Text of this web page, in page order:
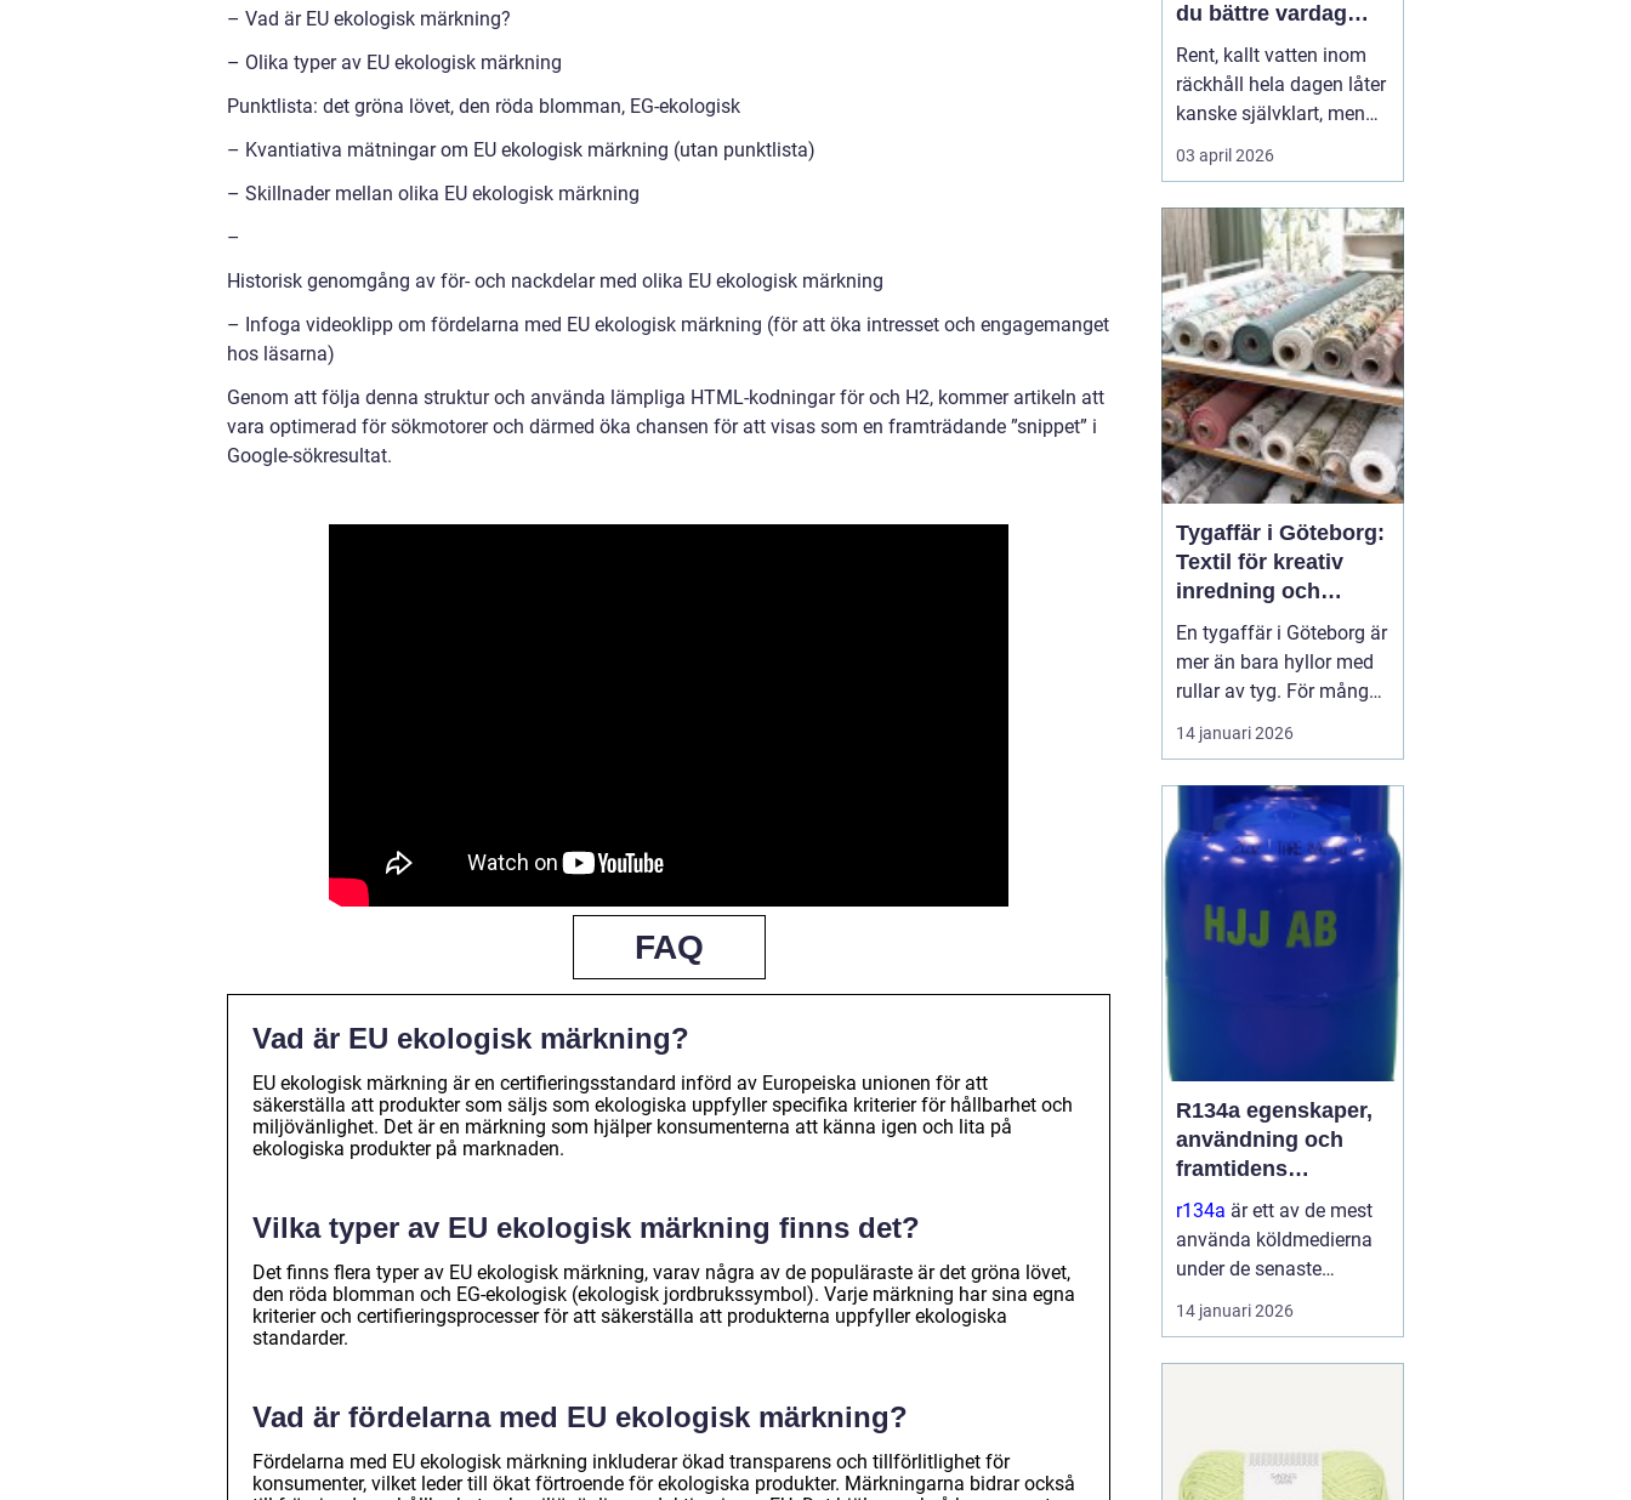
– Vad är EU ekologisk märkning?
– Olika typer av EU ekologisk märkning
Punktlista: det gröna lövet, den röda blomman, EG-ekologisk
– Kvantiativa mätningar om EU ekologisk märkning (utan punktlista)
– Skillnader mellan olika EU ekologisk märkning
–
Historisk genomgång av för- och nackdelar med olika EU ekologisk märkning
– Infoga videoklipp om fördelarna med EU ekologisk märkning (för att öka intresset och engagemanget
hos läsarna)
Genom att följa denna struktur och använda lämpliga HTML-kodningar för och H2, kommer artikeln att
vara optimerad för sökmotorer och därmed öka chansen för att visas som en framträdande ”snippet” i
Google-sökresultat.
FAQ
Vad är EU ekologisk märkning?
EU ekologisk märkning är en certifieringsstandard införd av Europeiska unionen för att
säkerställa att produkter som säljs som ekologiska uppfyller specifika kriterier för hållbarhet och
miljövänlighet. Det är en märkning som hjälper konsumenterna att känna igen och lita på
ekologiska produkter på marknaden.
Vilka typer av EU ekologisk märkning finns det?
Det finns flera typer av EU ekologisk märkning, varav några av de populäraste är det gröna lövet,
den röda blomman och EG-ekologisk (ekologisk jordbrukssymbol). Varje märkning har sina egna
kriterier och certifieringsprocesser för att säkerställa att produkterna uppfyller ekologiska
standarder.
Vad är fördelarna med EU ekologisk märkning?
Fördelarna med EU ekologisk märkning inkluderar ökad transparens och tillförlitlighet för
konsumenter, vilket leder till ökat förtroende för ekologiska produkter. Märkningarna bidrar också
du bättre vardag
med friskt vatten
Rent, kallt vatten inom
räckhåll hela dagen låter
kanske självklart, men
många arbetsplatser
saknar en genomtänkt
Envattenmaskingör mer
än att bara servera va...
03 april 2026
Tygaffär i Göteborg:
Textil för kreativ
inredning och
hållbara projekt
En tygaffär i Göteborg är
mer än bara hyllor med
rullar av tyg. För många
är den en kreativ
verkstad, en
samarbetspartner i både
små och stora
inredningsprojekt. När
14 januari 2026
R134a egenskaper,
användning och
framtidens
alternativ
r134a är ett av de mest
använda köldmedierna
under de senaste
decennierna. Det har
haft en central roll i kyl-
kommersiella kylmöbler
och värmepumpar. Sa...
14 januari 2026